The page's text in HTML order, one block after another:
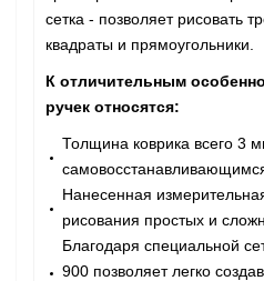
сетка - позволяет рисовать
квадраты и прямоугольники.
К отличительным
ручек относятся:
Толщина коврика всего 3
Нанесенная
рисования простых и
Благодаря специальной
900 позволяет легко